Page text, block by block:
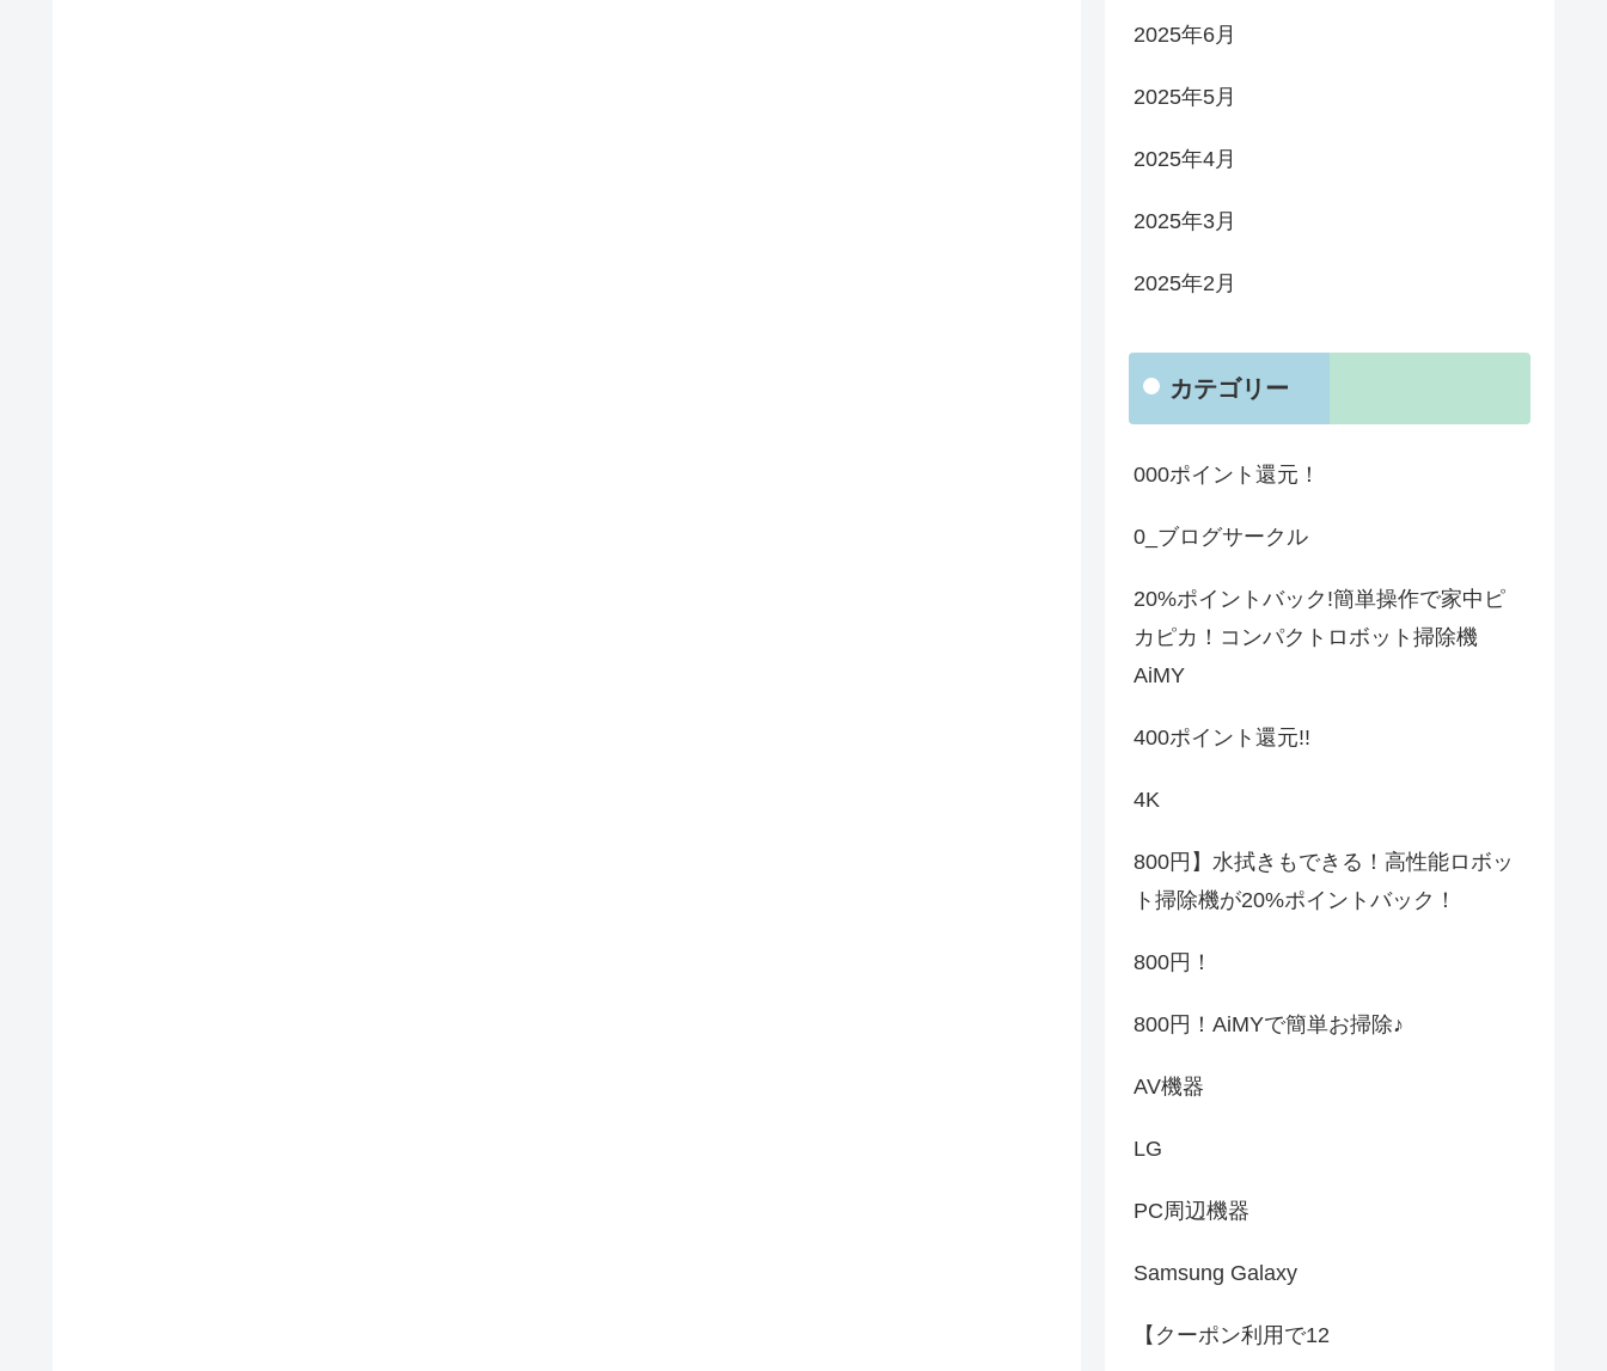
2025年6月
2025年5月
2025年4月
2025年3月
2025年2月
カテゴリー
000ポイント還元！
0_ブログサークル
20%ポイントバック!簡単操作で家中ピ
カピカ！コンパクトロボット掃除機
AiMY
400ポイント還元!!
4K
800円】水拭きもできる！高性能ロボッ
ト掃除機が20%ポイントバック！
800円！
800円！AiMYで簡単お掃除♪
AV機器
LG
PC周辺機器
Samsung Galaxy
【クーポン利用で12